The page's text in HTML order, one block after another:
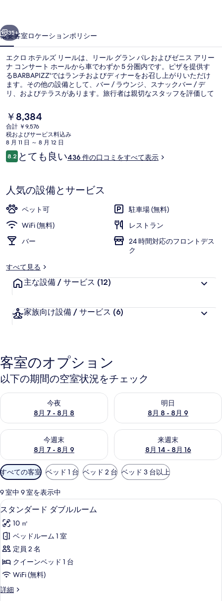
リ
ー
ル
の
写
真
ギ
ャ
ラ
ー
35+
概要客室ロケーションポリシー
エクロ ホテルズ リールは、リール グラン パレおよびゼニス アリー
ナ コンサート ホールから車でわずか 5 分圏内です。ピザを提供す
るBARBAPIZZ'ではランチおよびディナーをお召し上がりいただけ
ます。その他の設備として、バー / ラウンジ、スナックバー / デ
リ、およびテラスがあります。旅行者は親切なスタッフを評価して
す。地下鉄 ポルト ドゥ バランシエンヌ駅まで 14 分の距離です。
現
在
の
料
金
は
す
￥8,384
合計 ￥9,576
税およびサービス料込み
8 月 11 日 ～ 8 月 12 日
口
コ
8.210段階中8.2
とても良い436 件の口コミをすべて表示
人気の設備とサービス
ペット可
駐車場 (無料)
WiFi (無料)
レストラン
バー
24 時間対応のフロントデス
ク
すべて見る
主な設備 / サービス (12)
家族向け設備 / サービス (6)
客室のオプション
以下の期間の空室状況をチェック
今夜
8月 7 - 8月 8
今夜 8月 7 - 8月 8 の空室状況をチェック
明日
8月 8 - 8月 9
明日 8月 8 - 8月 9 の空室状況
今週末
8月 7 - 8月 9
今週末 8月 7 - 8月 9 の空室状況をチェック
来週末
8月 14 - 8月 16
来週末 8月 14 - 8月 16 の空室
利
用
可
能
な
客
室
の
り
込
み
すべての客室 ベッド 1 台 ベッド 2 台 ベッド 3 台以上
9 室中 9 室を表示中
ス
タ
ン
ダ
ー
ド
ブ
スタンダード ダブルルーム | 防音設
5
スタンダード ダブルルーム
10 ㎡
ベッドルーム 1 室
定員 2 名
クイーンベッド 1 台
WiFi (無料)
詳細
ス